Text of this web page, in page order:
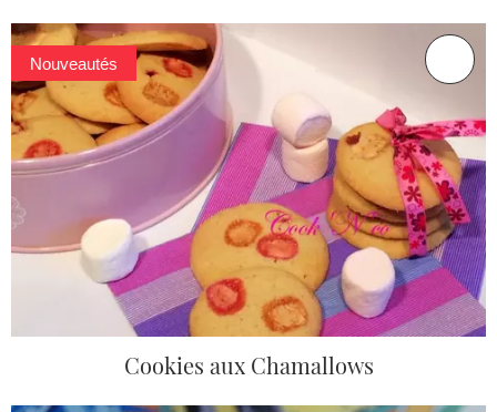
Nouveautés
Cookies aux Chamallows